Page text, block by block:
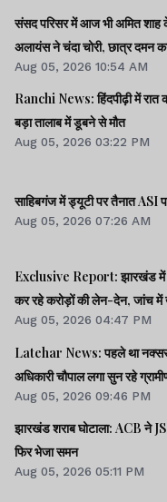
संसद परिसर में आज भी अमित
अलायंस ने चंदा चोरी, छात्र दमन का
Aug 05, 2026 10:54 AM
Ranchi News: हिंदपीढ़ी में रात
बड़ा तालाब में डूबने से मौत
Aug 05, 2026 03:22 PM
साहिबगंज में ड्यूटी पर तैनात ASI
Aug 05, 2026 07:26 AM
Exclusive Report: झारखंड में
कर रहे करोड़ों की लेन-देन, जांच में
Aug 05, 2026 04:47 PM
Latehar News: पहले था
अधिकारी चौपाल लगा सुन रहे
Aug 05, 2026 09:46 PM
झारखंड शराब घोटाला: ACB ने
फिर भेजा समन
Aug 05, 2026 05:11 PM